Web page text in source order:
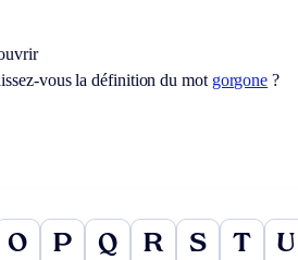
vous la définition du mot gorgone ?
O P Q R S T U